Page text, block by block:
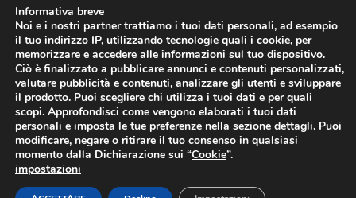
browser per la prossima volta che commento.
© 2026 pistadriftkartalbenga.it -
Informativa breve
Noi e i nostri partner trattiamo i tuoi dati personali, ad esempio
il tuo indirizzo IP, utilizzando tecnologie quali i cookie, per
memorizzare e accedere alle informazioni sul tuo dispositivo.
Ciò è finalizzato a pubblicare annunci e contenuti personalizzati,
valutare pubblicità e contenuti, analizzare gli utenti e sviluppare
il prodotto. Puoi scegliere chi utilizza i tuoi dati e per quali
scopi. Approfondisci come vengono elaborati i tuoi dati
personali e imposta le tue preferenze nella sezione dettagli. Puoi
modificare, negare o ritirare il tuo consenso in qualsiasi
momento dalla Dichiarazione sui “Cookie”.
impostazioni